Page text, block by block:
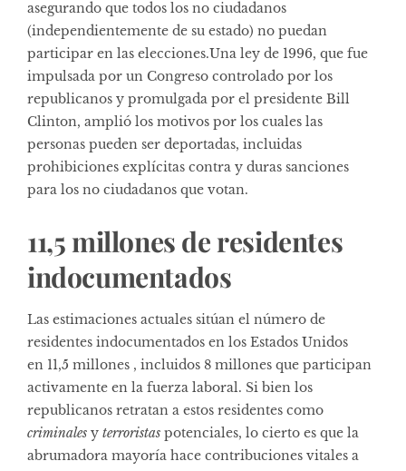
asegurando que todos los no ciudadanos
(independientemente de su estado) no puedan
participar en las elecciones.Una ley de 1996, que fue
impulsada por un Congreso controlado por los
republicanos y promulgada por el presidente Bill
Clinton, amplió los motivos por los cuales las
personas pueden ser deportadas, incluidas
prohibiciones explícitas contra y duras sanciones
para los no ciudadanos que votan.
11,5 millones de residentes
indocumentados
Las estimaciones actuales sitúan el número de
residentes indocumentados en los Estados Unidos
en 11,5 millones , incluidos 8 millones que participan
activamente en la fuerza laboral. Si bien los
republicanos retratan a estos residentes como
criminales y terroristas potenciales, lo cierto es que la
abrumadora mayoría hace contribuciones vitales a